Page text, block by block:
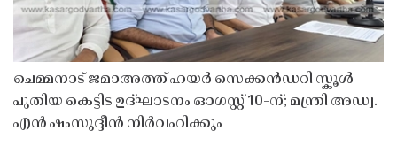
ചെമ്മനാട് ജമാഅത്ത് ഹയർ സെക്കൻഡറി സ്കൂൾ
പുതിയ കെട്ടിട ഉദ്ഘാടനം ഓഗസ്റ്റ് 10-ന്; മന്ത്രി അഡ്വ.
എൻ ഷംസുദ്ദീൻ നിർവഹിക്കും